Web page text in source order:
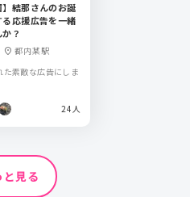
】結那さんのお誕
応援広告を一緒
？
location_on 都内某駅
た素敵な広告にしま
24人
と見る